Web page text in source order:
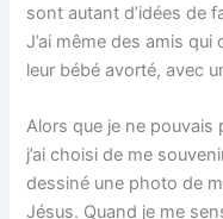
sont autant d’idées de
J’ai même des amis
leur bébé avorté, avec
Alors que je ne pouvais
j’ai choisi de me
dessiné une photo de
Jésus. Quand je me